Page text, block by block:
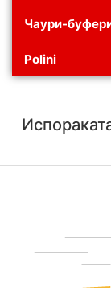
Чаури-
Polini